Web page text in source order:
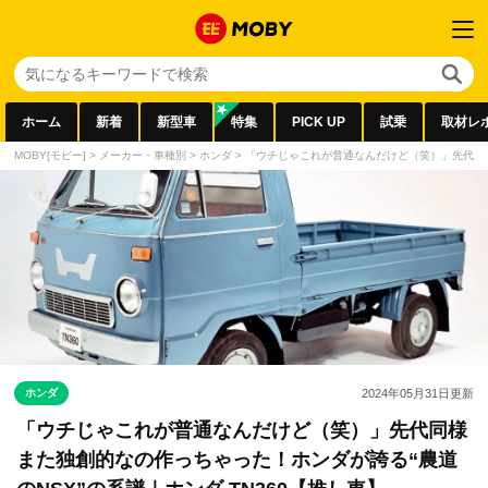
ホーム 新着 新型車 特集 PICK UP 試乗 取材レ
MOBY[モビー] > メーカー・車種別 > ホンダ > 「ウチじゃこれが普通なんだけど（笑）」先代
ホンダ 2024年05月31日更新
「ウチじゃこれが普通なんだけど（笑）」先代同様
また独創的なの作っちゃった！ホンダが誇る“農道